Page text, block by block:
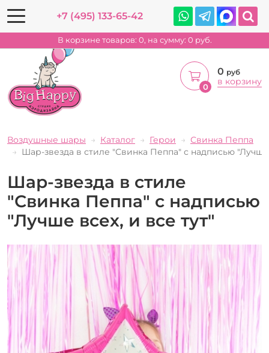
+7 (495) 133-65-42
В корзине товаров: 0, на сумму: 0 руб.
0
0 руб
в корзину
Воздушные шары Каталог Герои
Свинка Пеппа
Шар-звезда в стиле "Свинка Пеппа" с надписью "Лучше
Шар-звезда в стиле
"Свинка Пеппа" с надписью
"Лучше всех, и все тут"